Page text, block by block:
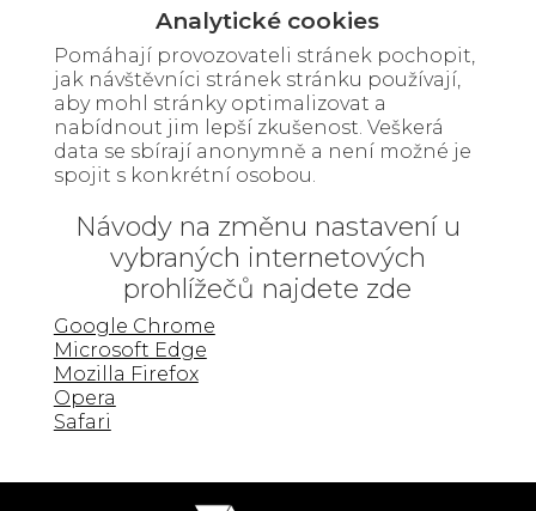
Analytické cookies
Pomáhají provozovateli stránek pochopit,
jak návštěvníci stránek stránku používají,
aby mohl stránky optimalizovat a
nabídnout jim lepší zkušenost. Veškerá
data se sbírají anonymně a není možné je
spojit s konkrétní osobou.
Návody na změnu nastavení u
vybraných internetových
prohlížečů najdete zde
Google Chrome
Microsoft Edge
Mozilla Firefox
Opera
Safari